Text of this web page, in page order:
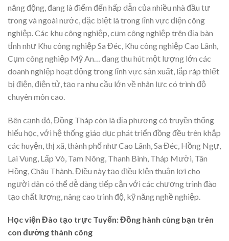
năng động, đang là điểm đến hấp dẫn của nhiều nhà đầu tư
trong và ngoài nước, đặc biệt là trong lĩnh vực điện công
nghiệp. Các khu công nghiệp, cụm công nghiệp trên địa bàn
tỉnh như Khu công nghiệp Sa Đéc, Khu công nghiệp Cao Lãnh,
Cụm công nghiệp Mỹ An… đang thu hút một lượng lớn các
doanh nghiệp hoạt động trong lĩnh vực sản xuất, lắp ráp thiết
bị điện, điện tử, tạo ra nhu cầu lớn về nhân lực có trình độ
chuyên môn cao.
Bên cạnh đó, Đồng Tháp còn là địa phương có truyền thống
hiếu học, với hệ thống giáo dục phát triển đồng đều trên khắp
các huyện, thị xã, thành phố như Cao Lãnh, Sa Đéc, Hồng Ngự,
Lai Vung, Lấp Vò, Tam Nông, Thanh Bình, Tháp Mười, Tân
Hồng, Châu Thành. Điều này tạo điều kiện thuận lợi cho
người dân có thể dễ dàng tiếp cận với các chương trình đào
tạo chất lượng, nâng cao trình độ, kỹ năng nghề nghiệp.
Học viện Đào tạo trực Tuyến: Đồng hành cùng bạn trên
con đường thành công